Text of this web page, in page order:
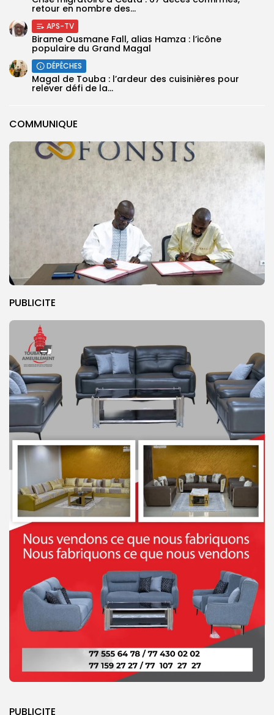
COMMUNIQUE
PUBLICITE
PUBLICITE
retour en nombre des...
APS-TV
Birame Ousmane Fall, alias Hamza : l’icône
populaire du Grand Magal
DÉPÊCHES
Magal de Touba : l’ardeur des cuisinières pour
relever défi de la...